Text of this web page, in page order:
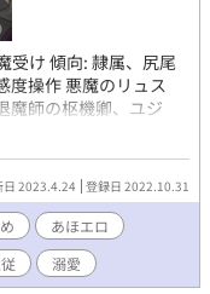
受け 傾向: 隷属、尻尾
度操作 悪魔のリュス
魔師の枢機卿、ユジ
させられた。その結
して地上の悪魔が起こ
なる。 リュスを従僕に
持つ教会屈指のエリー
り。 でも純粋でおバ
た。 人の世界で活動
メな体にされたリュ
日 2023.4.24 登録日 2022.10.31
あほエロ
溺愛